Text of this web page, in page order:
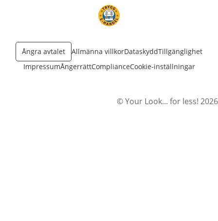
öppnas i nytt fönster
Ångra avtalet Allmänna villkorDataskyddTillgänglighet
ImpressumÅngerrättComplianceCookie-inställningar
© Your Look... for less! 2026